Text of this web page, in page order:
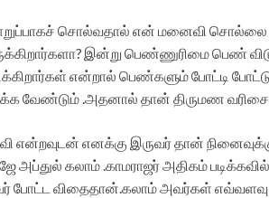
சொல்வதால் என் மனைவி
இன்று பெண்ணுரிமை பெண்
என்றால் பெண்களும் போட்டி
வேண்டும் .அதனால் தான் திருமண
என்றவுடன் எனக்கு இருவர் தான்
அப்துல் கலாம் .காமராஜர் அதிகம்
போட்ட விதைதான்.கலாம் அவர்கள் எவ்வளவு